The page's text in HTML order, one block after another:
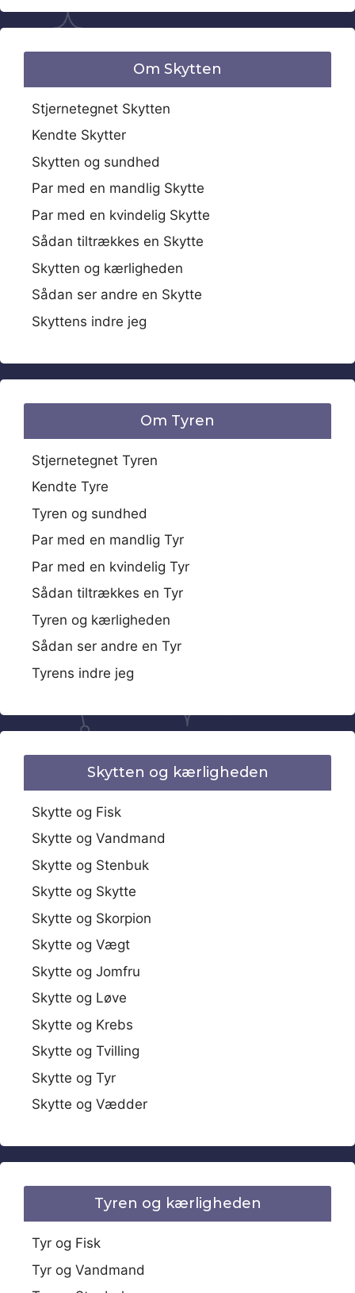
Om Skytten
Stjernetegnet Skytten
Kendte Skytter
Skytten og sundhed
Par med en mandlig Skytte
Par med en kvindelig Skytte
Sådan tiltrækkes en Skytte
Skytten og kærligheden
Sådan ser andre en Skytte
Skyttens indre jeg
Om Tyren
Stjernetegnet Tyren
Kendte Tyre
Tyren og sundhed
Par med en mandlig Tyr
Par med en kvindelig Tyr
Sådan tiltrækkes en Tyr
Tyren og kærligheden
Sådan ser andre en Tyr
Tyrens indre jeg
Skytten og kærligheden
Skytte og Fisk
Skytte og Vandmand
Skytte og Stenbuk
Skytte og Skytte
Skytte og Skorpion
Skytte og Vægt
Skytte og Jomfru
Skytte og Løve
Skytte og Krebs
Skytte og Tvilling
Skytte og Tyr
Skytte og Vædder
Tyren og kærligheden
Tyr og Fisk
Tyr og Vandmand